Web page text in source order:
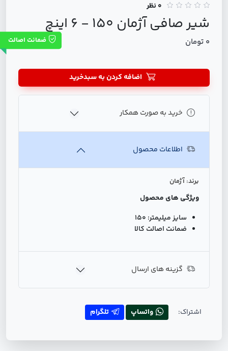
0 نظر
شير صافي آژمان 150 - 6 اینچ
0 تومان ضمانت اصالت
اضافه کردن به سبدخرید
خرید به صورت همکار
اطلاعات محصول
برند: آژمان
ویژگی های محصول
سایز میلیمتر: 150
ضمانت اصالت کالا
گزینه های ارسال
اشتراک: واتساپ تلگرام